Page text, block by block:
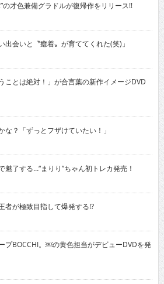
才色兼備グラドルが復帰作をリリース!!
会いと〝癒着〟が育ててくれた(笑)」
とは絶対！」が合言葉の新作イメージDVD
？「ずっとフザけていたい！」
了する…“まりり”ちゃん初トレカ発売！
が極致目指して爆発する!?
BOCCHI。￼の黄色担当がデビューDVDを発